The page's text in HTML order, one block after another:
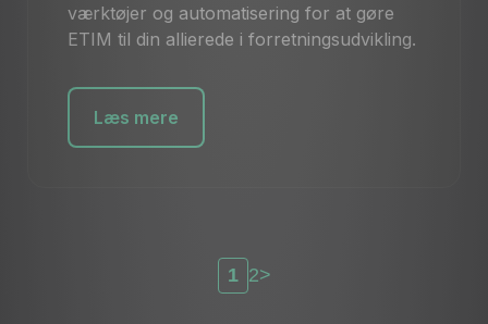
værktøjer og automatisering for at gøre
ETIM til din allierede i forretningsudvikling.
Læs mere
1 2>